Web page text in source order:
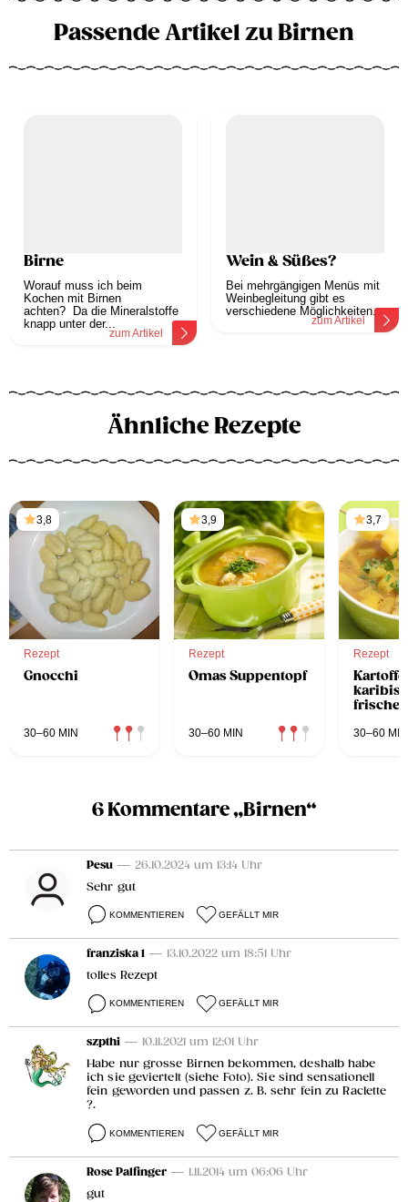
Passende Artikel zu Birnen
Birne
Worauf muss ich beim
Kochen mit Birnen
achten? Da die Mineralstoffe
knapp unter der...
zum Artikel
Wein & Süßes?
Bei mehrgängigen Menüs mit
Weinbegleitung gibt es
verschiedene Möglichkeiten...
zum Artikel
Ähnliche Rezepte
3,8
Rezept
Gnocchi
30–60 MIN
3,9
Rezept
Omas Suppentopf
30–60 MIN
3,7
Rezept
frischer
30–60 MIN
6 Kommentare „Birnen“
Pesu — 26.10.2024 um 13:14 Uhr
Sehr gut
KOMMENTIEREN GEFÄLLT MIR
franziska 1 — 13.10.2022 um 18:51 Uhr
tolles Rezept
KOMMENTIEREN GEFÄLLT MIR
szpthi — 10.11.2021 um 12:01 Uhr
Habe nur grosse Birnen bekommen, deshalb habe
ich sie geviertelt (siehe Foto). Sie sind sensationell
fein geworden und passen z. B. sehr fein zu Raclette
?.
KOMMENTIEREN GEFÄLLT MIR
Rose Palfinger — 1.11.2014 um 06:06 Uhr
gut